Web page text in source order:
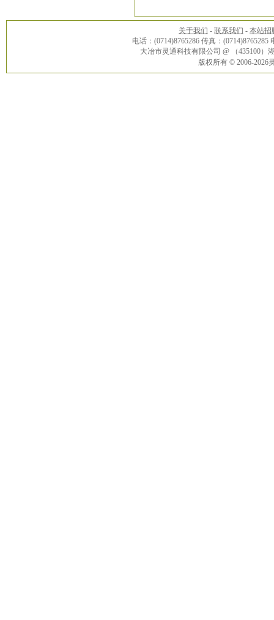
关于我们 - 联系我们 - 本站招
电话：(0714)8765286 传真：(0714)8765285
大冶市灵通科技有限公司 @ （435100
版权所有 © 2006-2026